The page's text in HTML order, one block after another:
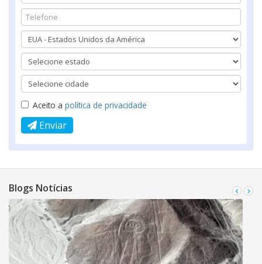
Aceito a política de privacidade
Enviar
Blogs Notícias